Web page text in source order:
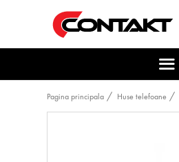
Pagina principala Huse telefoane